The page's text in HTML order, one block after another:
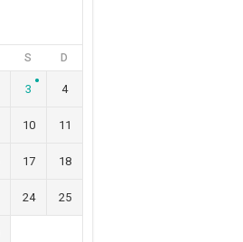
S D
3 4
10 11
17 18
24 25